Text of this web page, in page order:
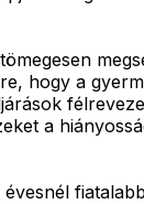
hogy a
a